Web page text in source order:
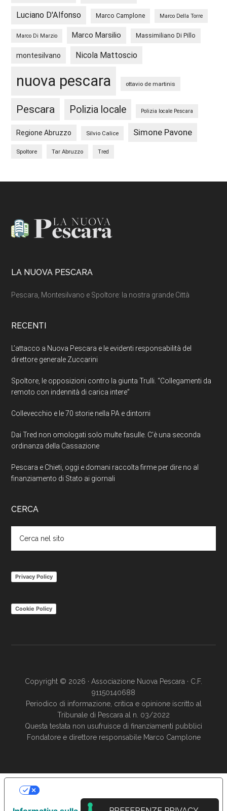
Luciano D'Alfonso Marco Camplone Marco Della Torre
Marco Di Marzio Marco Marsilio Massimiliano Di Pillo
montesilvano Nicola Mattoscio
nuova pescara ottavio de martinis
Pescara Polizia locale Polizia locale Pescara
Regione Abruzzo Silvio Calice Simone Pavone
Spoltore Tar Abruzzo Tred
Footer
LA NUOVA PESCARA
Pescara, Montesilvano e Spoltore: la nostra grande Città
RECENTI
L’attacco a Nuova Pescara e le evidenti responsabilità del
direttore generale Zuccarini
Spoltore, le opposizioni contro la giunta Trulli. “Collegamenti da
remoto con indennità di carica intere”
Collevecchio e le 70 storie nella PA e dintorni
Dai Tred non omologati solo multe fasulle. C’è una seconda
ordinanza della Cassazione
Pescara e Chieti, oggi e domani raccolta firme per dire no al
finanziamento di Stato ai giornali
CERCA
nel
sito
Privacy Policy
Cookie Policy
Copyright © 2026 · Associazione Nuova Pescara · C.F.
91150140688
Periodico di informazione, critica e opinione iscritto al
Tribunale di Pescara al n. 03/2022
Questa testata non usufruisce di finanziamenti pubblici
Fondatore e direttore responsabile Marco Camplone